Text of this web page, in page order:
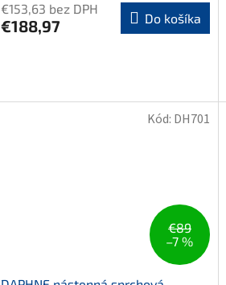
€153,63 bez DPH
€188,97 Do košíka
€89
–7 %
Kód: DH701